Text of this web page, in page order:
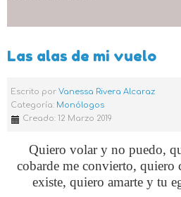
Las alas de mi vuelo
Escrito por Vanessa Rivera Alcaraz
Categoría: Monólogos
Creado: 12 Marzo 2019
Quiero volar y no puedo,
cobarde me convierto, quiero
existe, quiero amarte y tu